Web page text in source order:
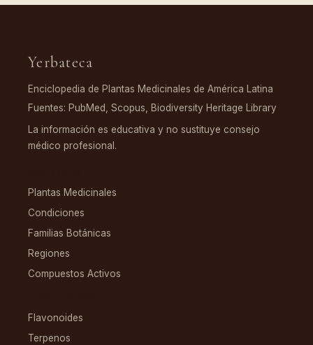
Yerbateca
Enciclopedia de Plantas Medicinales de América Latina
Fuentes: PubMed, Scopus, Biodiversity Heritage Library
La información es educativa y no sustituye consejo
médico profesional.
Plantas Medicinales
Condiciones
Familias Botánicas
Regiones
Compuestos Activos
Flavonoides
Terpenos